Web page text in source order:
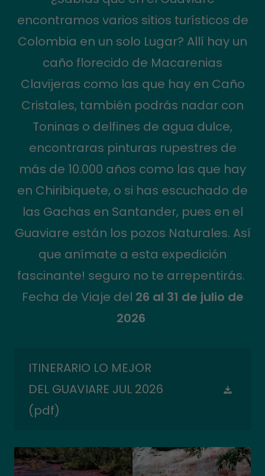
encontramos varios sitios turísticos de
Colombia en un solo Lugar? Allí hay un
caño florecido de Macarenias
Clavijeras como las que hay en Caño
Cristales, también podrás nadar con
Toninas o delfines de agua dulce,
encontraras pinturas rupestres de
más de 10.000 años como las que hay
en Chiribiquete, o si has escuchado de
las Gachas en Santander, pues en el
Guaviare están los pozos Naturales. Así
que anímate a esta expedición
fascinante! seguro no te arrepentirás.
Fecha de Viaje del 26 al 31 de julio de
2026
ITINERARIO LO MEJOR
DEL GUAVIARE JUL 2026
(pdf)